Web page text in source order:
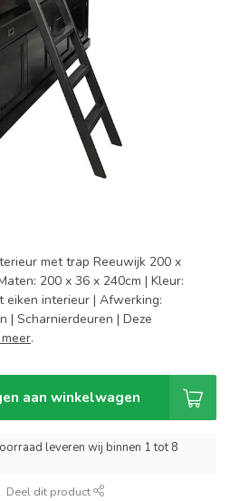
met trap Reeuwijk 200 x
200 x 36 x 240cm | Kleur:
interieur | Afwerking:
| Scharnierdeuren | Deze
.
aan winkelwagen
leveren wij binnen 1 tot 8
Deel dit product